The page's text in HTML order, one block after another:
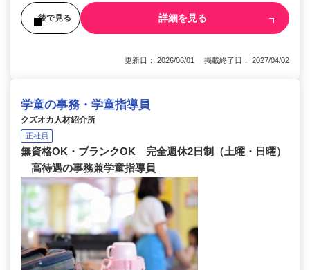
後で見る 詳細を見る
更新日： 2026/06/01 掲載終了日： 2027/04/02
学童の事務・学童指導員
クズオカ人材紹介所
正社員
無資格OK・ブランクOK 完全週休2日制（土曜・日曜）
高待遇の事務兼学童指導員